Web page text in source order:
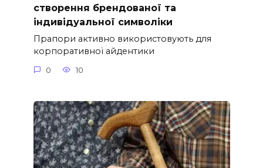
створення брендованої та
індивідуальної символіки
Прапори активно використовують для
корпоративної айдентики
0 10